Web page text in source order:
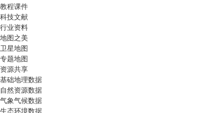
教程课件
科技文献
行业资料
地图之美
卫星地图
专题地图
资源共享
基础地理数据
自然资源数据
气象气候数据
生态环境数据